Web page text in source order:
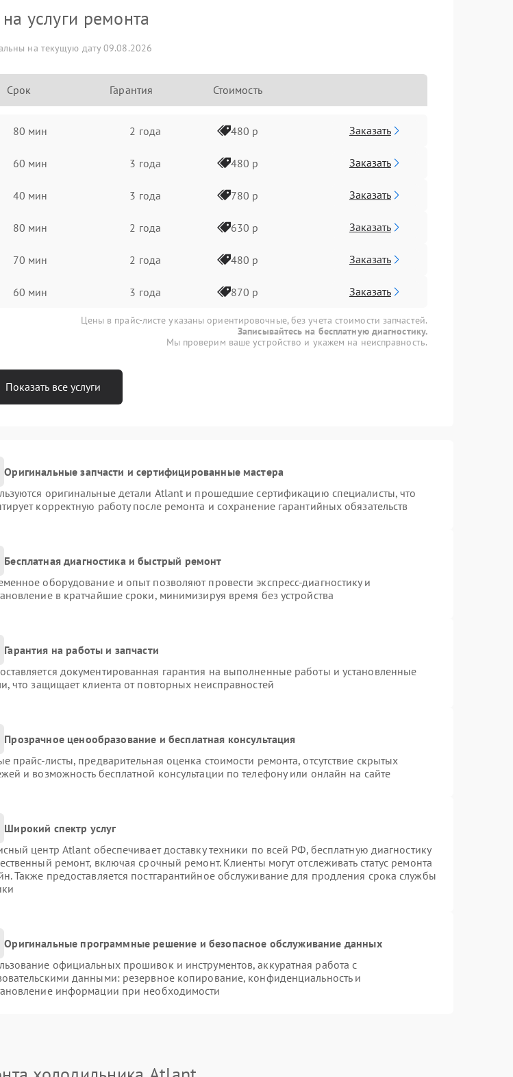
услуги ремонта
на текущую дату 09.08.2026
Срок Гарантия Стоимость
80 мин 2 года 480 р Заказать
60 мин 3 года 480 р Заказать
40 мин 3 года 780 р Заказать
80 мин 2 года 630 р Заказать
70 мин 2 года 480 р Заказать
60 мин 3 года 870 р Заказать
Цены в прайс-листе указаны ориентировочные, без учета стоимости запчастей.
Записывайтесь на бесплатную диагностику.
Мы проверим ваше устройство и укажем на неисправность.
Показать все услуги
Оригинальные запчасти и сертифицированные мастера
оригинальные детали Atlant и прошедшие сертификацию специалисты, что
корректную работу после ремонта и сохранение гарантийных обязательств
Бесплатная диагностика и быстрый ремонт
оборудование и опыт позволяют провести экспресс-диагностику и
в кратчайшие сроки, минимизируя время без устройства
Гарантия на работы и запчасти
документированная гарантия на выполненные работы и установленные
что защищает клиента от повторных неисправностей
Прозрачное ценообразование и бесплатная консультация
прайс-листы, предварительная оценка стоимости ремонта, отсутствие скрытых
и возможность бесплатной консультации по телефону или онлайн на сайте
Широкий спектр услуг
центр Atlant обеспечивает доставку техники по всей РФ, бесплатную диагностику
ремонт, включая срочный ремонт. Клиенты могут отслеживать статус ремонта
Также предоставляется постгарантийное обслуживание для продления срока службы
Оригинальные программные решение и безопасное обслуживание данных
официальных прошивок и инструментов, аккуратная работа с
данными: резервное копирование, конфиденциальность и
информации при необходимости